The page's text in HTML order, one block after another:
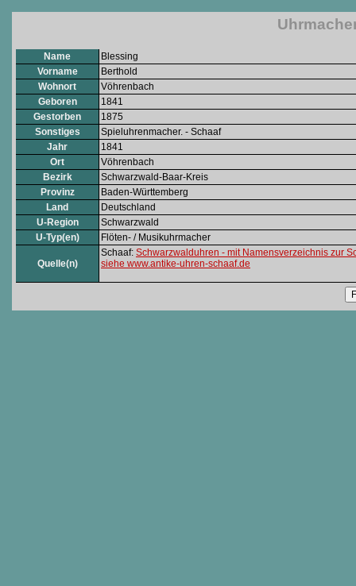
Name
Blessing
Vorname
Berthold
Wohnort
Vöhrenbach
Geboren
1841
Gestorben
1875
Sonstiges
Spieluhrenmacher. - Schaaf
Jahr
1841
Ort
Vöhrenbach
Bezirk
Schwarzwald-Baar-Kreis
Provinz
Baden-Württemberg
Land
Deutschland
U-Region
Schwarzwald
U-Typ(en)
Flöten- / Musikuhrmacher
Quelle(n)
Schaaf: Schwarzwalduhren - mit Namensverzeichnis zur
siehe www.antike-uhren-schaaf.de